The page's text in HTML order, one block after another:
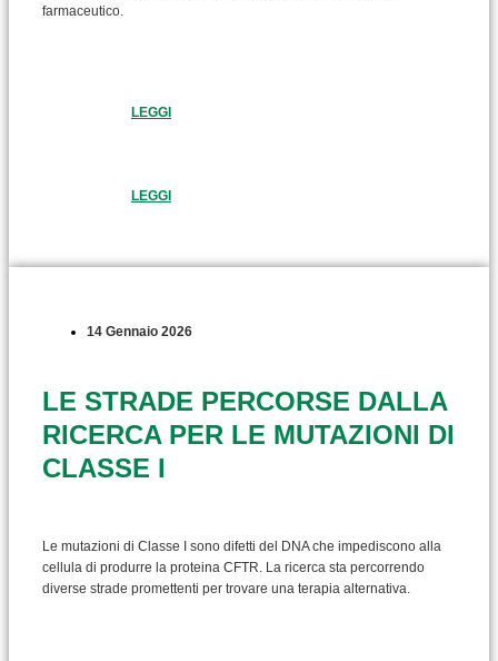
farmaceutico.
LEGGI
LEGGI
14 Gennaio 2026
LE STRADE PERCORSE DALLA
RICERCA PER LE MUTAZIONI DI
CLASSE I
Le mutazioni di Classe I sono difetti del DNA che impediscono alla
cellula di produrre la proteina CFTR. La ricerca sta percorrendo
diverse strade promettenti per trovare una terapia alternativa.